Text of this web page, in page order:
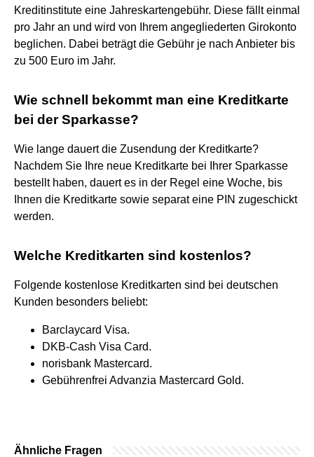
Kreditinstitute eine Jahreskartengebühr. Diese fällt einmal
pro Jahr an und wird von Ihrem angegliederten Girokonto
beglichen. Dabei beträgt die Gebühr je nach Anbieter bis
zu 500 Euro im Jahr.
Wie schnell bekommt man eine Kreditkarte
bei der Sparkasse?
Wie lange dauert die Zusendung der Kreditkarte?
Nachdem Sie Ihre neue Kreditkarte bei Ihrer Sparkasse
bestellt haben, dauert es in der Regel eine Woche, bis
Ihnen die Kreditkarte sowie separat eine PIN zugeschickt
werden.
Welche Kreditkarten sind kostenlos?
Folgende kostenlose Kreditkarten sind bei deutschen
Kunden besonders beliebt:
Barclaycard Visa.
DKB-Cash Visa Card.
norisbank Mastercard.
Gebührenfrei Advanzia Mastercard Gold.
Ähnliche Fragen